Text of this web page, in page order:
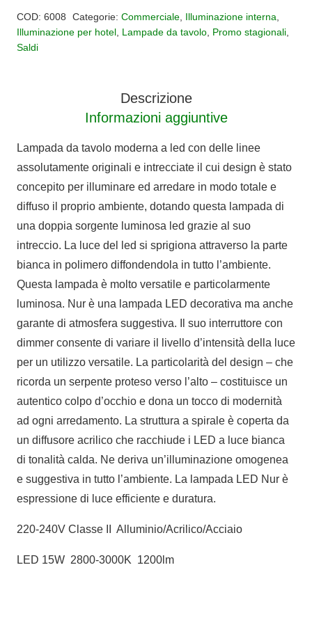
€150,00.€75,00.
LED
Nur
COD: 6008 Categorie: Commerciale, Illuminazione interna
Illuminazione per hotel Lampade da tavolo Promo stagionali
Saldi
Descrizione
Informazioni aggiuntive
Lampada da tavolo moderna a led con delle linee
assolutamente originali e intrecciate il cui design è stato
concepito per illuminare ed arredare in modo totale e
diffuso il proprio ambiente, dotando questa lampada di
una doppia sorgente luminosa led grazie al suo
intreccio. La luce del led si sprigiona attraverso la parte
bianca in polimero diffondendola in tutto l’ambiente.
Questa lampada è molto versatile e particolarmente
luminosa. Nur è una lampada LED decorativa ma anche
garante di atmosfera suggestiva. Il suo interruttore con
dimmer consente di variare il livello d’intensità della luce
per un utilizzo versatile. La particolarità del design – che
ricorda un serpente proteso verso l’alto – costituisce un
autentico colpo d’occhio e dona un tocco di modernità
ad ogni arredamento. La struttura a spirale è coperta da
un diffusore acrilico che racchiude i LED a luce bianca
di tonalità calda. Ne deriva un’illuminazione omogenea
e suggestiva in tutto l’ambiente. La lampada LED Nur è
espressione di luce efficiente e duratura.
220-240V Classe II Alluminio/Acrilico/Acciaio
LED 15W 2800-3000K 1200lm